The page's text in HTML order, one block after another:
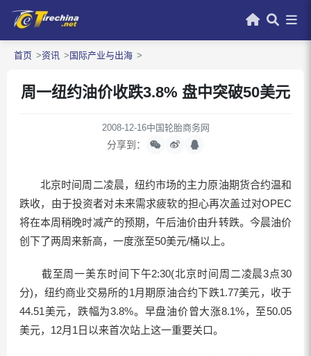
首页 资讯 国际产业与出海
周一纽约油价收跌3.8% 盘中突破50美元
2008-12-16中国轮胎商务网
分享到：
北京时间周二凌晨，纽约市场的主力原油期货合约温和
跌收，由于投资者对未来需求疲软的担心再次盖过对OPEC
将在本周稍晚时减产的预期，午后油价由升转跌。今晨油价
创下了两周来新高，一度涨至50美元/桶以上。
截至周一美东时间下午2:30(北京时间周二凌晨3点30
分)，纽约商业交易所的1月期原油合约下跌1.77美元，收于
44.51美元，跌幅为3.8%。早盘油价曾大涨8.1%，至50.05
美元，12月1日以来首次站上这一重要关口。